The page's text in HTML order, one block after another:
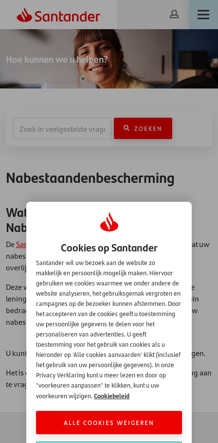
Hoe kunnen we u helpen?
ZOEKEN
Nabestaandenbescherming
Wat is de Santander
Nabestaandenbescherming?
DeSantander Nabestaandenbeschermingzorgt ervoor dat uw
nabestaanden uw lening niet hoeven te betalen na uw
overlijden.
Deze verzekering keert niets uit maar lost uw persoonlijke
lening bij Santander volledig af na uw dood. Voor een klein
bedrag per maand zorgt u ervoor dat u deze last niet bij uw
nabestaanden neerlegt.
U kunt de Nabestaandenbescherming NIET MEER aanvragen.
Het is ook niet mogelijk om de Nabestaandenbescherming aan
te vragen bij leningen via de auto- of motordealer.
Contact
Zakendoen met
Automotive
Cookies op Santander
Santander wil uw bezoek aan de website zo
makkelijk en persoonlijk mogelijk maken. Hiervoor
gebruiken we cookies waarmee we onder andere de
website analyseren, het gebruiksgemak vergroten en
campagnes op de bezoeker kunnen afstemmen. Door
het accepteren van de cookies geeft u toestemming
uw persoonlijke gegevens te delen voor het
personaliseren van advertenties. U geeft
toestemming voor het gebruik van cookies als u
hieronder op 'Alle cookies aanvaarden' klikt (inclusief
het gebruik van uw persoonlijke gegevens). In onze
Privacy Verklaring kunt u meer lezen en door op
"voorkeuren aanpassen" te klikken, kunt u uw
voorkeuren wijzigen.Cookiebeleid
ALLE COOKIES WEIGEREN